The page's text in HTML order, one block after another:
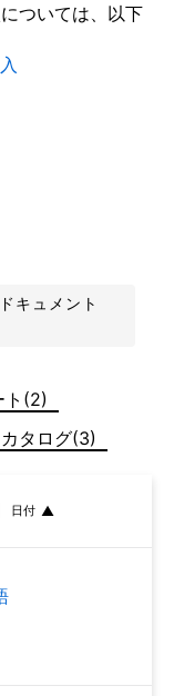
ついては、以下
キュメント
ト(2)
カタログ(3)
日付